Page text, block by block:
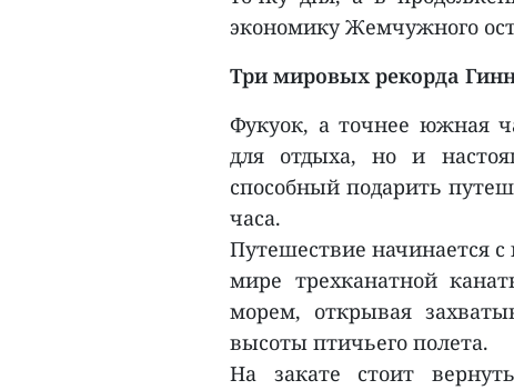
экономику Жемчужного
Три мировых рекорда
Фукуок, а точнее южная
для отдыха, но и
способный подарить
часа.
Путешествие начинается
мире трехканатной
морем, открывая
высоты птичьего полета.
На закате стоит